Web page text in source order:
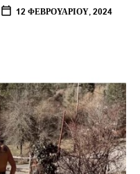
12 ΦΕΒΡΟΥΑΡΊΟΥ, 2024